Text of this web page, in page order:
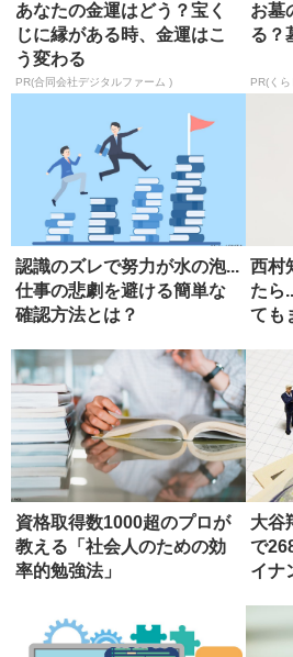
あなたの金運はどう？宝く
じに縁がある時、金運はこ
う変わる
PR(合同会社デジタルファーム )
お墓
る？
PR(く
認識のズレで努力が水の泡...
仕事の悲劇を避ける簡単な
確認方法とは？
西村
たら
ても
資格取得数1000超のプロが
教える「社会人のための効
率的勉強法」
大谷
で
イナ